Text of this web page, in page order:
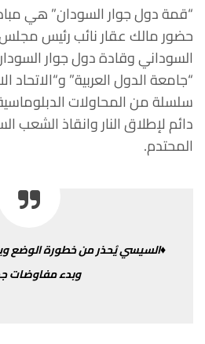
“قمةدولجوارالسودان”هي
حضورمالكعقارنائبرئيس
السودانيوقادةدولجوار
“جامعةالدولالعربية”و“الاتحاد
سلسلةمنالمحاولات
دائملإطلاقالناروانقاذ الشعب
المحتدم.
♦السيسييُحذرمنخطورةالوضع
وبدءمفاوضات